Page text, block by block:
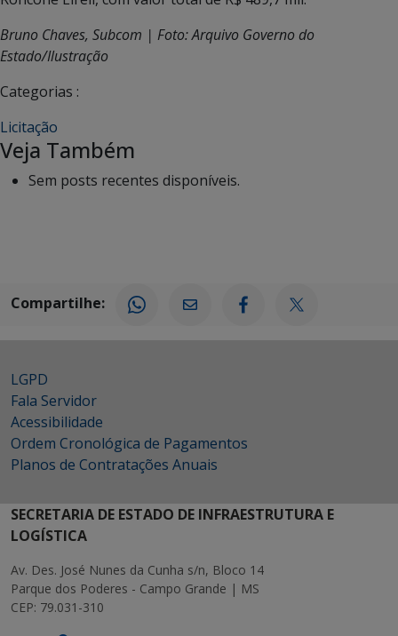
Bruno Chaves, Subcom | Foto: Arquivo Governo do
Estado/Ilustração
Categorias :
Licitação
Veja Também
Sem posts recentes disponíveis.
Compartilhe:
LGPD
Fala Servidor
Acessibilidade
Ordem Cronológica de Pagamentos
Planos de Contratações Anuais
SECRETARIA DE ESTADO DE INFRAESTRUTURA E
LOGÍSTICA
Av. Des. José Nunes da Cunha s/n, Bloco 14
Parque dos Poderes - Campo Grande | MS
CEP: 79.031-310